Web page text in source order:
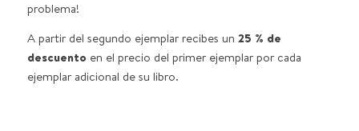
problema!
A partir del segundo ejemplar recibes un 25 % de
descuento en el precio del primer ejemplar por cada
ejemplar adicional de su libro.